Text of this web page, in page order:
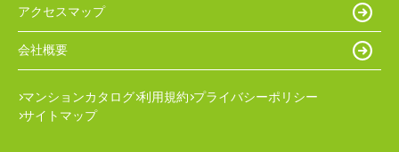
アクセスマップ
会社概要
マンションカタログ 利用規約 プライバシーポリシー
サイトマップ